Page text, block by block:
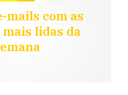
mails com as
lidas da